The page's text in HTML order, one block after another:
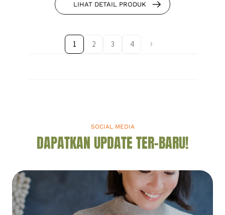
LIHAT DETAIL PRODUK
1 2 3 4
SOCIAL MEDIA
DAPATKAN UPDATE TER-BARU!